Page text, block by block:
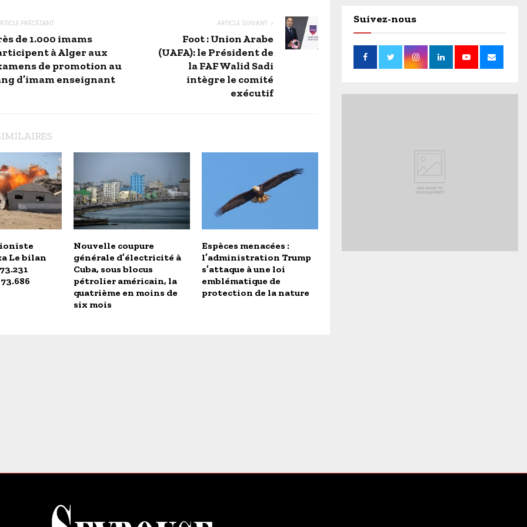
PRÉCÉDENT
de 1.000 imams
à Alger aux
de promotion au
d’imam enseignant
ARTICLE SUIVANT
Foot : Union Arabe
(UAFA): le Président de
la FAF Walid Sadi
intègre le comité
exécutif
Le bilan
Nouvelle coupure
générale d’électricité à
Cuba, sous blocus
pétrolier américain, la
quatrième en moins de
six mois
Espèces menacées :
l’administration Trump
s’attaque à une loi
emblématique de
protection de la nature
Suivez-nous